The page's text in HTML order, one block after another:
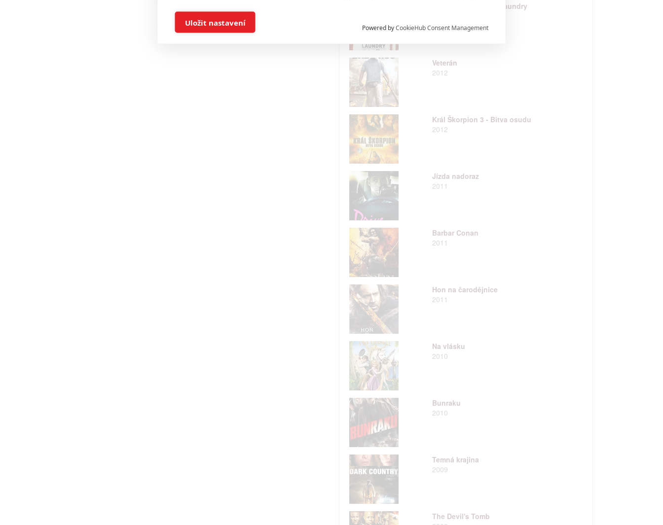
The Punisher: Dirty Laundry
Veterán
2012
Král Škorpion 3 - Bitva osudu
2012
Jízda nadoraz
2011
Barbar Conan
2011
Hon na čarodějnice
2011
Na vlásku
2010
Bunraku
2010
Temná krajina
2009
The Devil's Tomb
Ukládání a/nebo přístup k informacím v zařízení

Reklama založená na omezených údajích a měření reklamy
Personalizovaný obsah, měření obsahu, průzkum publika a vývoj
možnost: Zajištění bezpečnosti, předcházení a zjišťování podvodů a odstraňování chyb,
Powered byCookieHub Consent Management
Uložit nastavení